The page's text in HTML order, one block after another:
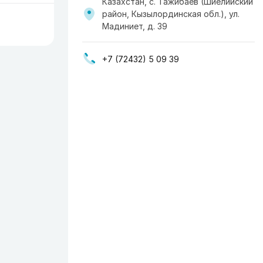
район, Кызылординская обл.), ул.
Мадиниет, д. 39
+7 (72432) 5 09 39